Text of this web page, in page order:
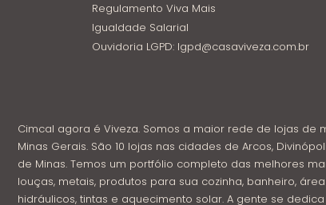
Regulamento Viva Mais
Igualdade Salarial
Ouvidoria LGPD: lgpd@casaviveza.com.br
Cimcal agora é Viveza. Somos a maior rede de lojas
Minas Gerais. São 10 lojas nas cidades de Arcos,
de Minas. Temos um portfólio completo das melhores
louças, metais, produtos para sua cozinha, banheiro,
hidráulicos, tintas e aquecimento solar. A gente se